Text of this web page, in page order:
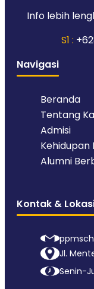
Info lebih
S1 :
Navigasi
Beranda
Tentang
Admisi
Kehidupan
Alumni
Kontak &
Jl.
Senin-